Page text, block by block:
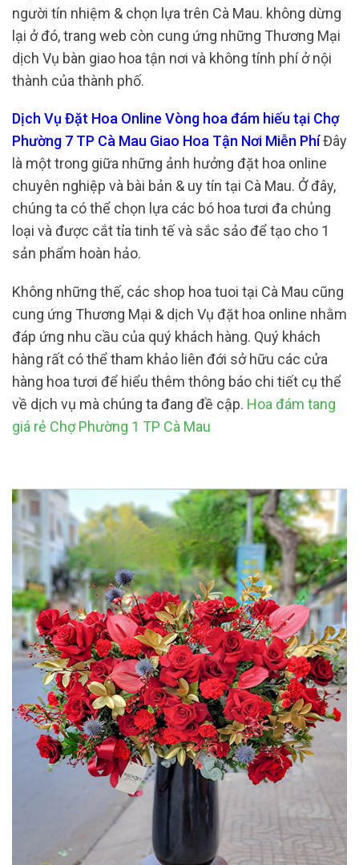
người tín nhiệm & chọn lựa trên Cà Mau. không dừng
lại ở đó, trang web còn cung ứng những Thương Mại
dịch Vụ bàn giao hoa tận nơi và không tính phí ở nội
thành của thành phố.
Dịch Vụ Đặt Hoa Online Vòng hoa đám hiếu tại Chợ
Phường 7 TP Cà Mau Giao Hoa Tận Nơi Miễn PhíĐây
là một trong giữa những ảnh hưởng đặt hoa online
chuyên nghiệp và bài bản & uy tín tại Cà Mau. Ở đây,
chúng ta có thể chọn lựa các bó hoa tươi đa chủng
loại và được cắt tỉa tinh tế và sắc sảo để tạo cho 1
sản phẩm hoàn hảo.
Không những thế, các shop hoa tuoi tại Cà Mau cũng
cung ứng Thương Mại & dịch Vụ đặt hoa online nhằm
đáp ứng nhu cầu của quý khách hàng. Quý khách
hàng rất có thể tham khảo liên đới sở hữu các cửa
hàng hoa tươi để hiểu thêm thông báo chi tiết cụ thể
về dịch vụ mà chúng ta đang đề cập. Hoa đám tang
giá rẻ Chợ Phường 1 TP Cà Mau